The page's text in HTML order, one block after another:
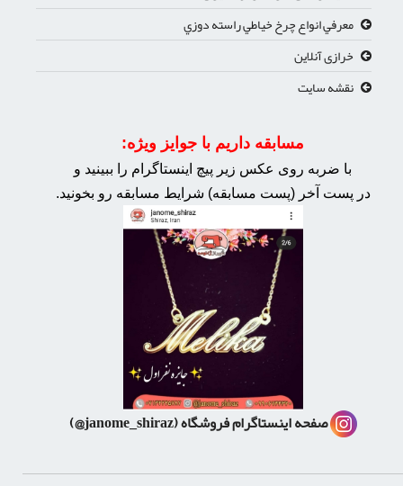
معرفي انواع چرخ خياطي راسته دوزي
خرازی آنلاین
نقشه سایت
مسابقه داریم با جوایز ویژه:
با ضربه روی عکس زیر پیچ اینستاگرام را ببینید و
در پست آخر (پست مسابقه) شرایط مسابقه رو بخونید.
صفحه اینستاگرام فروشگاه(janome_shiraz@)